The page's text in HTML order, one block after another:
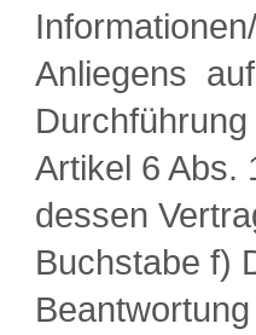
Anliegens 
Artikel 6 Abs.
dessen
Buchstabe f)